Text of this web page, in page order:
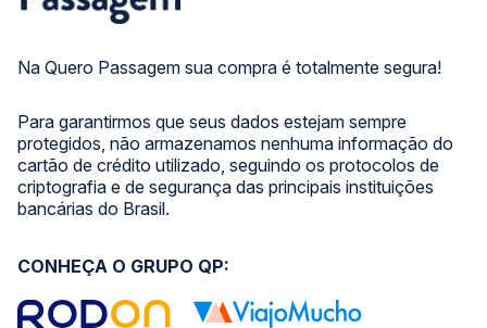
Na Quero Passagem sua compra é totalmente segura!
Para garantirmos que seus dados estejam sempre
protegidos, não armazenamos nenhuma informação do
cartão de crédito utilizado, seguindo os protocolos de
criptografia e de segurança das principais instituições
bancárias do Brasil.
CONHEÇA O GRUPO QP: